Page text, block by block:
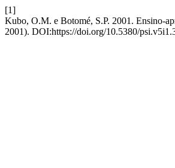
[1]
Kubo, O.M. e Botomé, S.P. 2001. Ensino-
2001). DOI:https://doi.org/10.5380/